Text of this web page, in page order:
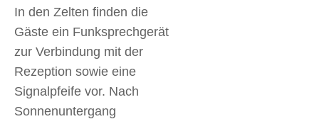
In den Zelten finden die
Gäste ein Funksprechgerät
zur Verbindung mit der
Rezeption sowie eine
Signalpfeife vor. Nach
Sonnenuntergang